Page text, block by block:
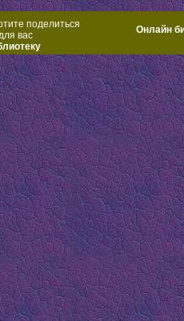
поделиться
вас
Онлайн